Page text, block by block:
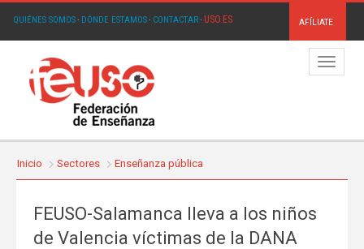
QUIÉNES SOMOS· DÓNDE ESTAMOS· CONTACTAR· USO.ES AFÍLIATE
Menú
Inicio Sectores Enseñanza pública
FEUSO-Salamanca lleva a los niños
de Valencia víctimas de la DANA